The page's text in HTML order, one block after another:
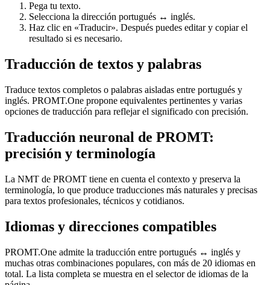
Pega tu texto.
Selecciona la dirección portugués ↔ inglés.
Haz clic en «Traducir». Después puedes editar y copiar el
resultado si es necesario.
Traducción de textos y palabras
Traduce textos completos o palabras aisladas entre portugués y
inglés. PROMT.One propone equivalentes pertinentes y varias
opciones de traducción para reflejar el significado con precisión.
Traducción neuronal de PROMT:
precisión y terminología
La NMT de PROMT tiene en cuenta el contexto y preserva la
terminología, lo que produce traducciones más naturales y precisas
para textos profesionales, técnicos y cotidianos.
Idiomas y direcciones compatibles
PROMT.One admite la traducción entre portugués ↔ inglés y
muchas otras combinaciones populares, con más de 20 idiomas en
total. La lista completa se muestra en el selector de idiomas de la